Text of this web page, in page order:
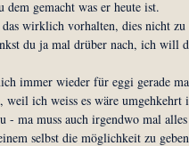
dem gemacht was er heute ist.
wirklich vorhalten, dies nicht zu
du ja mal drüber nach, ich will
immer wieder für eggi gerade
weil ich weiss es wäre
- ma muss auch irgendwo mal alles
selbst die möglichkeit zu